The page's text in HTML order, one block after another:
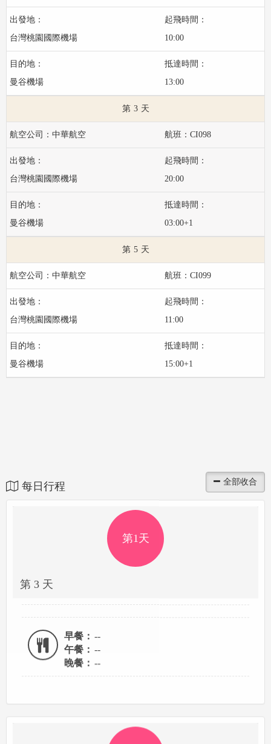
台灣桃園國際機場 10:00
曼谷機場 13:00
3
中華航空 CI098
台灣桃園國際機場 20:00
曼谷機場 03:00+1
5
中華航空 CI099
台灣桃園國際機場 11:00
曼谷機場 15:00+1
每日行程
第1天
第 3 天
早餐： --
午餐： --
晚餐： --